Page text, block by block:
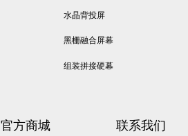
官方商城 联系我们
水晶背投屏
组装拼接硬幕
黑栅融合屏幕